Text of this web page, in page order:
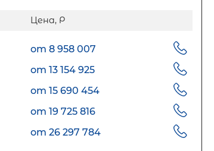
Цена, Р
от 8 958 007
от 13 154 925
от 15 690 454
от 19 725 816
от 26 297 784